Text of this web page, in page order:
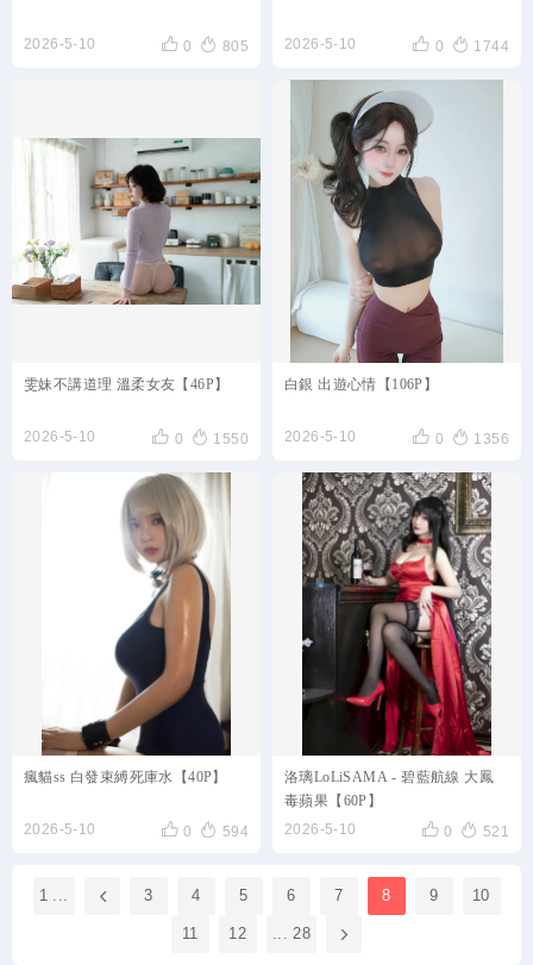
2026-5-10  0  805 2026-5-10  0  1744
雯妹不講道理 溫柔女友【46P】
2026-5-10  0  1550
白銀 出遊心情【106P】
2026-5-10  0  1356
瘋貓ss 白發束縛死庫水【40P】
2026-5-10  0  594
洛璃LoLiSAMA - 碧藍航線 大鳳
毒蘋果【60P】
2026-5-10
 0  521
1 ... 3 4 5 6 7 8 9 10
11 12 ... 28